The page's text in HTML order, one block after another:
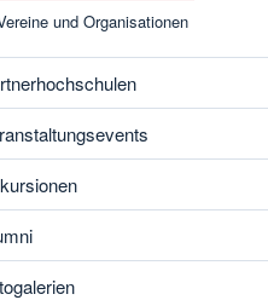
und Organisationen